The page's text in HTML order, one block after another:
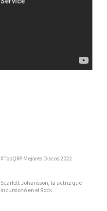
#TopQRP Mejores Discos 2022
Scarlett Johansson, la actriz que
incursionó en el Rock